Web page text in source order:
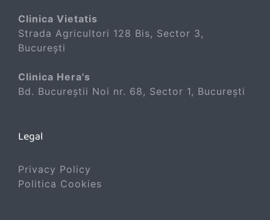
Clinica Vietatis
Strada Agricultori 128 Bis, Sector 3,
București
Clinica Hera's
Bd. Bucureștii Noi nr. 68, Sector 1, București
Legal
Privacy Policy
Politica Cookies